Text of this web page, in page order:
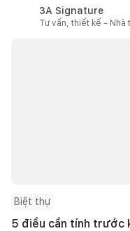
3A Signature
Tư vấn, thiết kế - Nhà
Biệt thự
5 điều cần tính trước